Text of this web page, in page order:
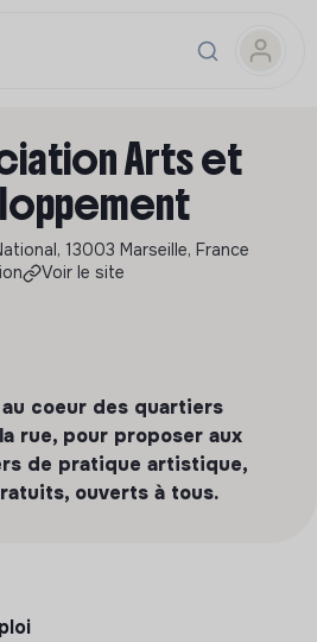
Arts et
13003 Marseille, France
Voir le site
coeur des quartiers
rue, pour proposer aux
de pratique artistique,
ouverts à tous.